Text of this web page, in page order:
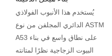
يُستخدم هذا الأنبوب الفولاذي
الدائري المجلفن من نوع ASTM
A53 على نطاق واسع في بناء
البيوت الزجاجية نظرًا لمتانته